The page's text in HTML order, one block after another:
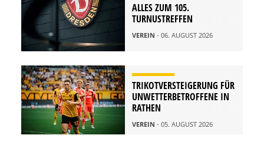
ALLES ZUM 105.
TURNUSTREFFEN
VEREIN - 06. AUGUST 2026
TRIKOTVERSTEIGERUNG FÜR
UNWETTERBETROFFENE IN
RATHEN
VEREIN - 05. AUGUST 2026